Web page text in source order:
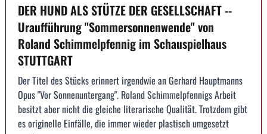
DER HUND ALS STÜTZE DER GESELLSCHAFT --
Uraufführung "Sommersonnenwende" von
Roland Schimmelpfennig im Schauspielhaus
STUTTGART
Der Titel des Stücks erinnert irgendwie an Gerhard Hauptmanns
Opus "Vor Sonnenuntergang". Roland Schimmelpfennigs Arbeit
besitzt aber nicht die gleiche literarische Qualität. Trotzdem gibt
es originelle Einfälle, die immer wieder plastisch umgesetzt